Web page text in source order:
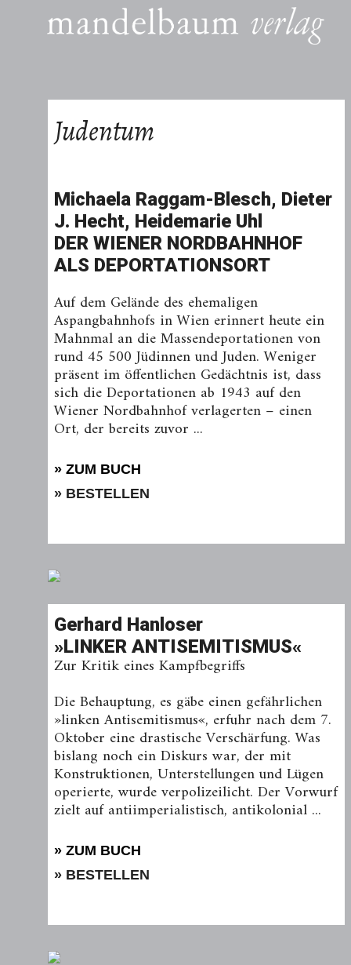
Judentum
Michaela Raggam-Blesch, Dieter
J. Hecht, Heidemarie Uhl
DER WIENER NORDBAHNHOF
ALS DEPORTATIONSORT
Auf dem Gelände des ehemaligen
Aspangbahnhofs in Wien erinnert heute ein
Mahnmal an die Massendeportationen von
rund 45 500 Jüdinnen und Juden. Weniger
präsent im öffentlichen Gedächtnis ist, dass
sich die Deportationen ab 1943 auf den
Wiener Nordbahnhof verlagerten – einen
Ort, der bereits zuvor ...
» ZUM BUCH
» BESTELLEN
Gerhard Hanloser
»LINKER ANTISEMITISMUS«
Zur Kritik eines Kampfbegriffs
Die Behauptung, es gäbe einen gefährlichen
»linken Antisemitismus«, erfuhr nach dem 7.
Oktober eine drastische Verschärfung. Was
bislang noch ein Diskurs war, der mit
Konstruktionen, Unterstellungen und Lügen
operierte, wurde verpolizeilicht. Der Vorwurf
zielt auf antiimperialistisch, antikolonial ...
» ZUM BUCH
» BESTELLEN